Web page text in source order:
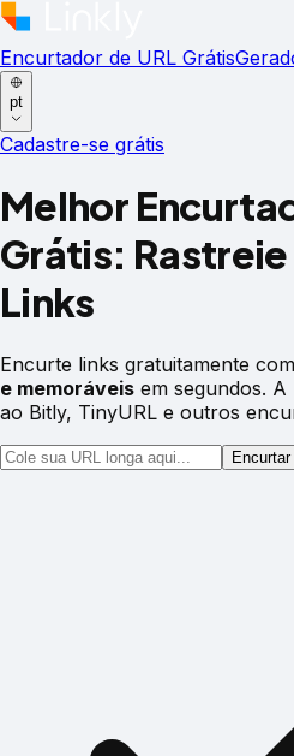
Encurtador de URL Grátis
pt
Cadastre-se grátis
Melhor
Grátis:
Links
Encurte links gratuitamente
e memoráveis em segundos.
ao Bitly, TinyURL e outros